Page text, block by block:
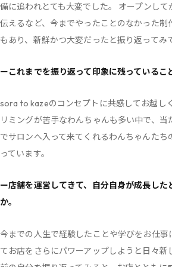
備に追われとても大変でした。 オープンし
伝えるなど、今までやったことのなかった制
もあり、新鮮かつ大変だったと振り返ってみ
ーこれまでを振り返って印象に残っているこ
sora to kazeのコンセプトに共感してお越し
リミングが苦手なわんちゃんも多い中で、当
でサロンへ入って来てくれるわんちゃんたち
っています。
ー店舗を運営してきて、自分自身が成長した
か。
今までの人生で経験したことや学びをお仕事
てお店をさらにパワーアップしようと日々新